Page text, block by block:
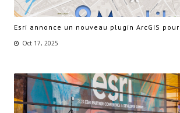
Esri annonce un nouveau plugin ArcGIS pour
Oct 17, 2025